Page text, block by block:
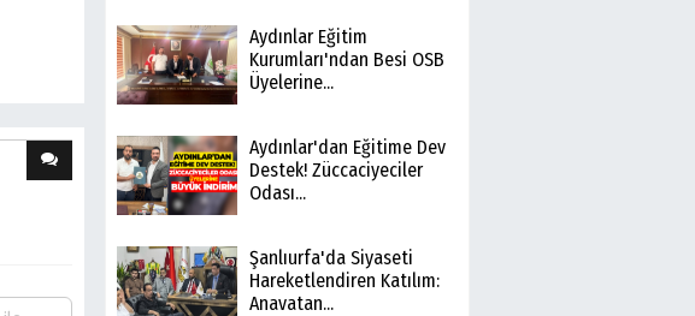
Aydınlar Eğitim
Kurumları'ndan Besi OSB
Üyelerine...
Aydınlar'dan Eğitime Dev
Destek! Züccaciyeciler
Odası...
Şanlıurfa'da Siyaseti
Hareketlendiren Katılım:
Anavatan...